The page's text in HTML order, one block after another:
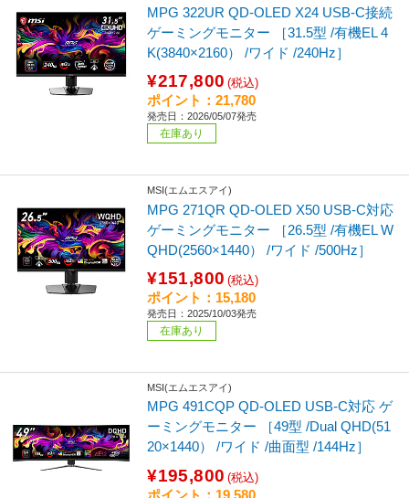
MPG 322UR QD-OLED X24 USB-C接続
ゲーミングモニター ［31.5型 /有機EL 4
K(3840×2160） /ワイド /240Hz］
¥217,800 (税込)
ポイント：21,780
発売日：2026/05/07発売
在庫あり
MSI(エムエスアイ)
MPG 271QR QD-OLED X50 USB-C対応
ゲーミングモニター ［26.5型 /有機EL W
QHD(2560×1440） /ワイド /500Hz］
¥151,800 (税込)
ポイント：15,180
発売日：2025/10/03発売
在庫あり
MSI(エムエスアイ)
MPG 491CQP QD-OLED USB-C対応 ゲ
ーミングモニター ［49型 /Dual QHD(51
20×1440） /ワイド /曲面型 /144Hz］
¥195,800 (税込)
ポイント：19,580